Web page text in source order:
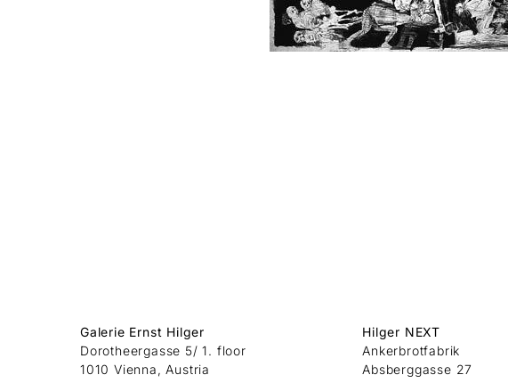
Galerie Ernst Hilger
Dorotheergasse 5/ 1. floor
1010 Vienna, Austria
Hilger NEXT
Ankerbrotfabrik
Absberggasse 27